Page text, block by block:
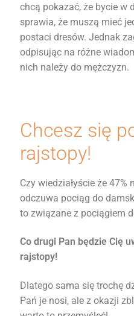
chcą pokazać, że bycie w
sprawia, że muszą mieć
postaci dresów. Jednak
odpisując na różne
nich należy do mężczyzn.
Chcesz się
rajstopy!
Czy wiedziałyście że 47%
odczuwa pociąg do
to związane z pociągiem
Co drugi Pan będzie Cię
rajstopy!
Dlatego sama się trochę
Pań je nosi, ale z okazji